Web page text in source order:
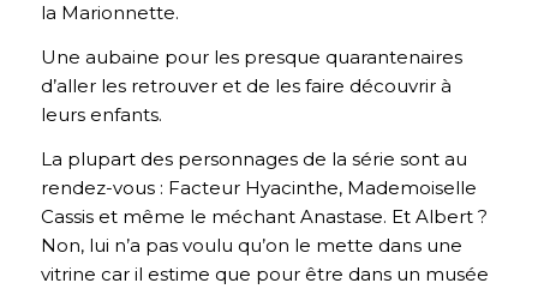
la Marionnette.
Une aubaine pour les presque quarantenaires
d’aller les retrouver et de les faire découvrir à
leurs enfants.
La plupart des personnages de la série sont au
rendez-vous : Facteur Hyacinthe, Mademoiselle
Cassis et même le méchant Anastase. Et Albert ?
Non, lui n’a pas voulu qu’on le mette dans une
vitrine car il estime que pour être dans un musée